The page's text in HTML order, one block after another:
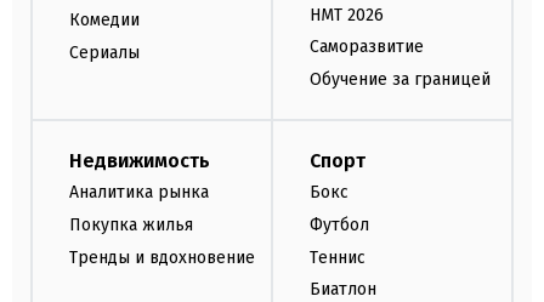
Комедии
Сериалы
НМТ 2026
Саморазвитие
Обучение за границей
Недвижимость
Аналитика рынка
Покупка жилья
Тренды и вдохновение
Спорт
Бокс
Футбол
Теннис
Биатлон